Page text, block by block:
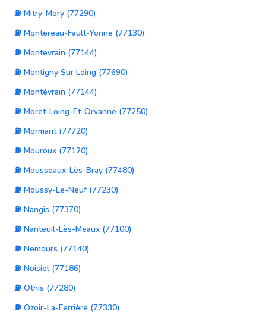
⛽ Mitry-Mory (77290)
⛽ Montereau-Fault-Yonne (77130)
⛽ Montevrain (77144)
⛽ Montigny Sur Loing (77690)
⛽ Montévrain (77144)
⛽ Moret-Loing-Et-Orvanne (77250)
⛽ Mormant (77720)
⛽ Mouroux (77120)
⛽ Mousseaux-Lès-Bray (77480)
⛽ Moussy-Le-Neuf (77230)
⛽ Nangis (77370)
⛽ Nanteuil-Lès-Meaux (77100)
⛽ Nemours (77140)
⛽ Noisiel (77186)
⛽ Othis (77280)
⛽ Ozoir-La-Ferrière (77330)